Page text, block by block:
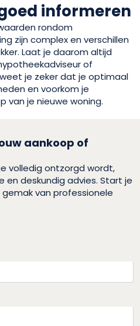
informeren
rondom
zijn complex en verschillen
Laat je daarom altijd
of
je zeker dat je optimaal
en voorkom je
van je nieuwe woning.
aankoop of
volledig ontzorgd wordt,
deskundig advies. Start je
van professionele